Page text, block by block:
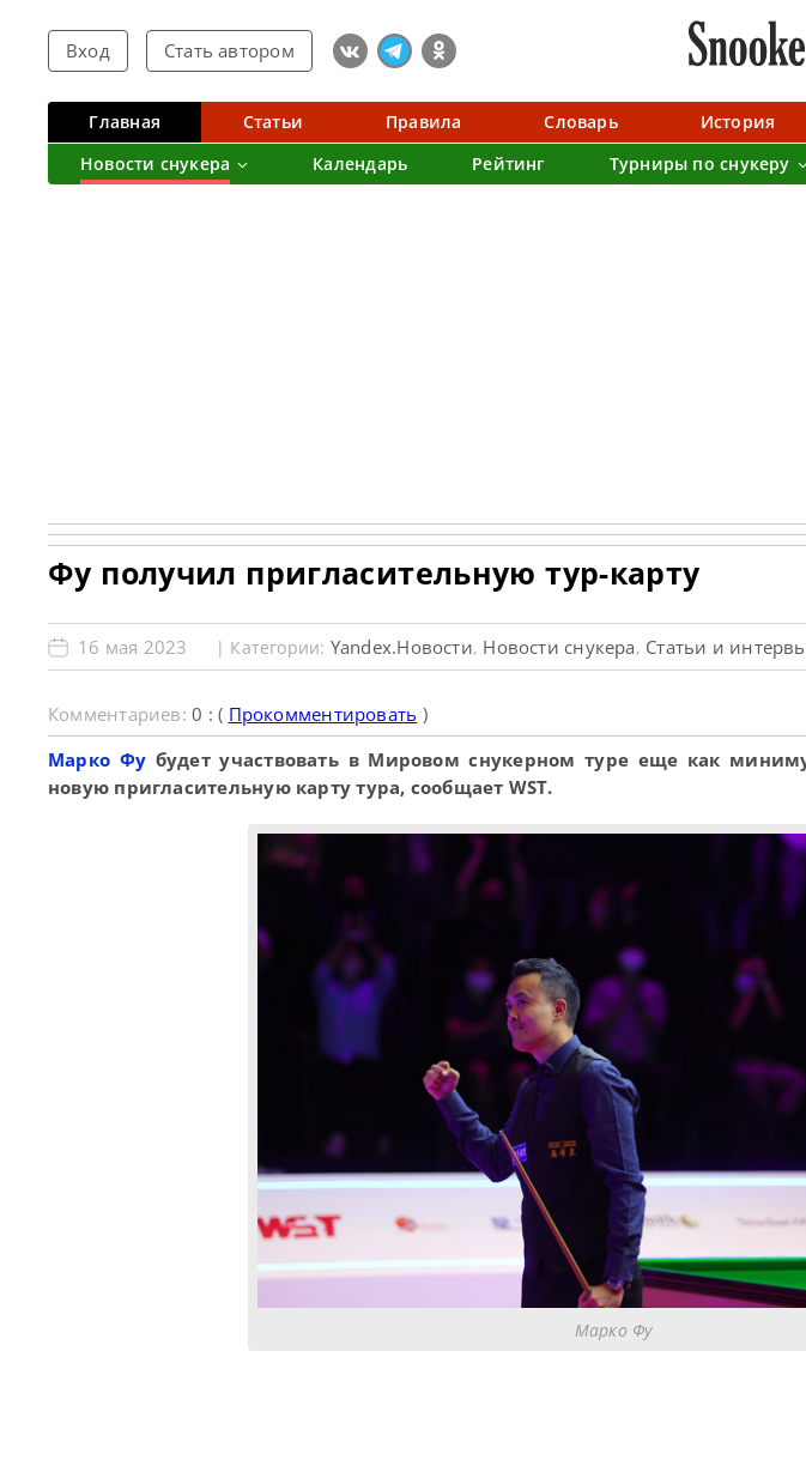
Вход Стать автором
Главная Статьи Правила Словарь История
Новости снукера
Календарь Рейтинг Турниры по снукеру
Фу получил пригласительную тур-карту
16 мая 2023 | Категории: Yandex.Новости, Новости снукера, Статьи и
Комментариев:0 : ( Прокомментировать )
Марко Фу будет участвовать в Мировом снукерном туре еще как
новую пригласительную карту тура, сообщает WST.
Марко Фу